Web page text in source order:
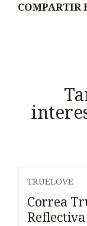
COMPARTIR
TRUELOVE
Correa